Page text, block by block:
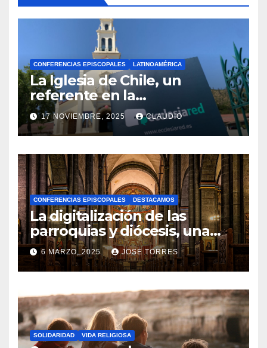
CONFERENCIAS EPISCOPALES LATINOAMÉRICA
La Iglesia de Chile, un
referente en la
transformación digital
gracias a Ecclesiared
17 NOVIEMBRE, 2025 CLAUDIO
N
O
H
A
Y
C
O
M
N
T
A
CONFERENCIAS EPISCOPALES DESTACAMOS
La digitalización de las
parroquias y diócesis, una
realidad ya para el futuro de
la Iglesia
6 MARZO, 2025 JOSE TORRES
N
O
H
A
Y
SOLIDARIDAD VIDA RELIGIOSA